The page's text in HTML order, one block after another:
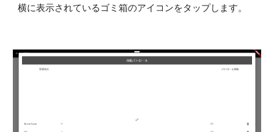
横に表示されているゴミ箱のアイコンをタップします。